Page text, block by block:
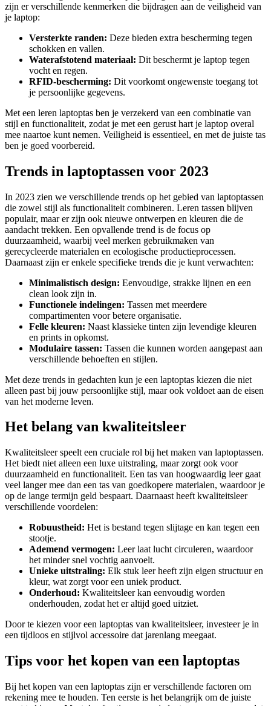
zijn er verschillende kenmerken die bijdragen aan de veiligheid van
je laptop:
Versterkte randen: Deze bieden extra bescherming tegen
schokken en vallen.
Waterafstotend materiaal: Dit beschermt je laptop tegen
vocht en regen.
RFID-bescherming: Dit voorkomt ongewenste toegang tot
je persoonlijke gegevens.
Met een leren laptoptas ben je verzekerd van een combinatie van
stijl en functionaliteit, zodat je met een gerust hart je laptop overal
mee naartoe kunt nemen. Veiligheid is essentieel, en met de juiste tas
ben je goed voorbereid.
Trends in laptoptassen voor 2023
In 2023 zien we verschillende trends op het gebied van laptoptassen
die zowel stijl als functionaliteit combineren. Leren tassen blijven
populair, maar er zijn ook nieuwe ontwerpen en kleuren die de
aandacht trekken. Een opvallende trend is de focus op
duurzaamheid, waarbij veel merken gebruikmaken van
gerecycleerde materialen en ecologische productieprocessen.
Daarnaast zijn er enkele specifieke trends die je kunt verwachten:
Minimalistisch design: Eenvoudige, strakke lijnen en een
clean look zijn in.
Functionele indelingen: Tassen met meerdere
compartimenten voor betere organisatie.
Felle kleuren: Naast klassieke tinten zijn levendige kleuren
en prints in opkomst.
Modulaire tassen: Tassen die kunnen worden aangepast aan
verschillende behoeften en stijlen.
Met deze trends in gedachten kun je een laptoptas kiezen die niet
alleen past bij jouw persoonlijke stijl, maar ook voldoet aan de eisen
van het moderne leven.
Het belang van kwaliteitsleer
Kwaliteitsleer speelt een cruciale rol bij het maken van laptoptassen.
Het biedt niet alleen een luxe uitstraling, maar zorgt ook voor
duurzaamheid en functionaliteit. Een tas van hoogwaardig leer gaat
veel langer mee dan een tas van goedkopere materialen, waardoor je
op de lange termijn geld bespaart. Daarnaast heeft kwaliteitsleer
verschillende voordelen:
Robuustheid: Het is bestand tegen slijtage en kan tegen een
stootje.
Ademend vermogen: Leer laat lucht circuleren, waardoor
het minder snel vochtig aanvoelt.
Unieke uitstraling: Elk stuk leer heeft zijn eigen structuur en
kleur, wat zorgt voor een uniek product.
Onderhoud: Kwaliteitsleer kan eenvoudig worden
onderhouden, zodat het er altijd goed uitziet.
Door te kiezen voor een laptoptas van kwaliteitsleer, investeer je in
een tijdloos en stijlvol accessoire dat jarenlang meegaat.
Tips voor het kopen van een laptoptas
Bij het kopen van een laptoptas zijn er verschillende factoren om
rekening mee te houden. Ten eerste is het belangrijk om de juiste